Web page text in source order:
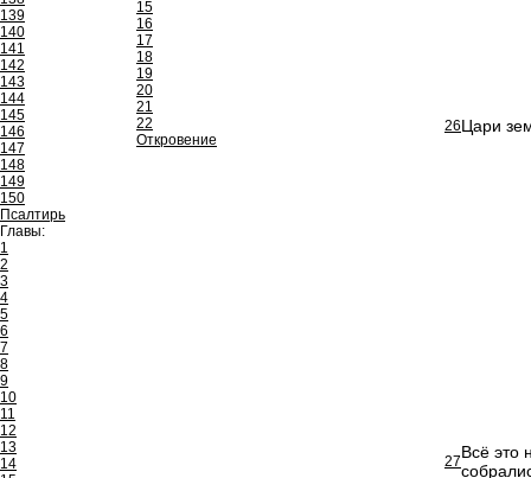
139
140
141
142
143
144
145
146
147
148
149
150
Псалтирь
Главы:
1
2
3
4
5
6
7
8
9
10
11
12
13
14
15
16
17
18
19
20
21
22
Откровение
26Цари
27Всё это